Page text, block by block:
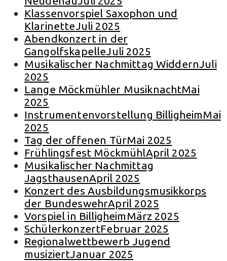
Klassenvorspiel Saxophon und
KlarinetteJuli 2025
Abendkonzert in der
GangolfskapelleJuli 2025
Musikalischer Nachmittag WiddernJuli
2025
Lange Möckmühler MusiknachtMai
2025
Instrumentenvorstellung BilligheimMai
2025
Tag der offenen TürMai 2025
Frühlingsfest MöckmühlApril 2025
Musikalischer Nachmittag
JagsthausenApril 2025
Konzert des Ausbildungsmusikkorps
der BundeswehrApril 2025
Vorspiel in Billigheim März 2025
SchülerkonzertFebruar 2025
Regionalwettbewerb Jugend
musiziertJanuar 2025